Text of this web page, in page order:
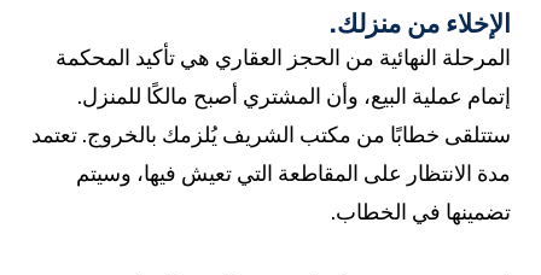
الإخلاء من منزلك.
المرحلة النهائية من الحجز العقاري هي تأكيد المحكمة
إتمام عملية البيع، وأن المشتري أصبح مالكًا للمنزل.
ستتلقى خطابًا من مكتب الشريف يُلزمك بالخروج. تعتمد
مدة الانتظار على المقاطعة التي تعيش فيها، وسيتم
تضمينها في الخطاب.